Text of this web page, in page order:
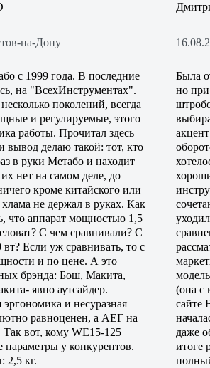
на-Дону
с 1999 года. В последние
на "ВсехИнструментах".
поколений, всегда
и регулируемые, этого
работы. Прочитал здесь
вывод делаю такой: тот, кто
в руки Метабо и находит
их нет на самом деле, до
кроме китайского или
хлама не держал в руках. Как
что аппарат мощностью 1,5
С чем сравнивали? С
Если уж сравнивать, то с
и по цене. А это
брэнда: Бош, Макита,
явно аутсайдер.
эргономика и несуразная
равноценен, а АЕГ на
Так вот, кому WE15-125
параметры у конкурентов.
2,5 кг.
Была
но при
(она с
сайте
даже
итоге